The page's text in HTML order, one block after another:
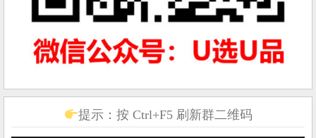
提示：按 Ctrl+F5 刷新群二维码